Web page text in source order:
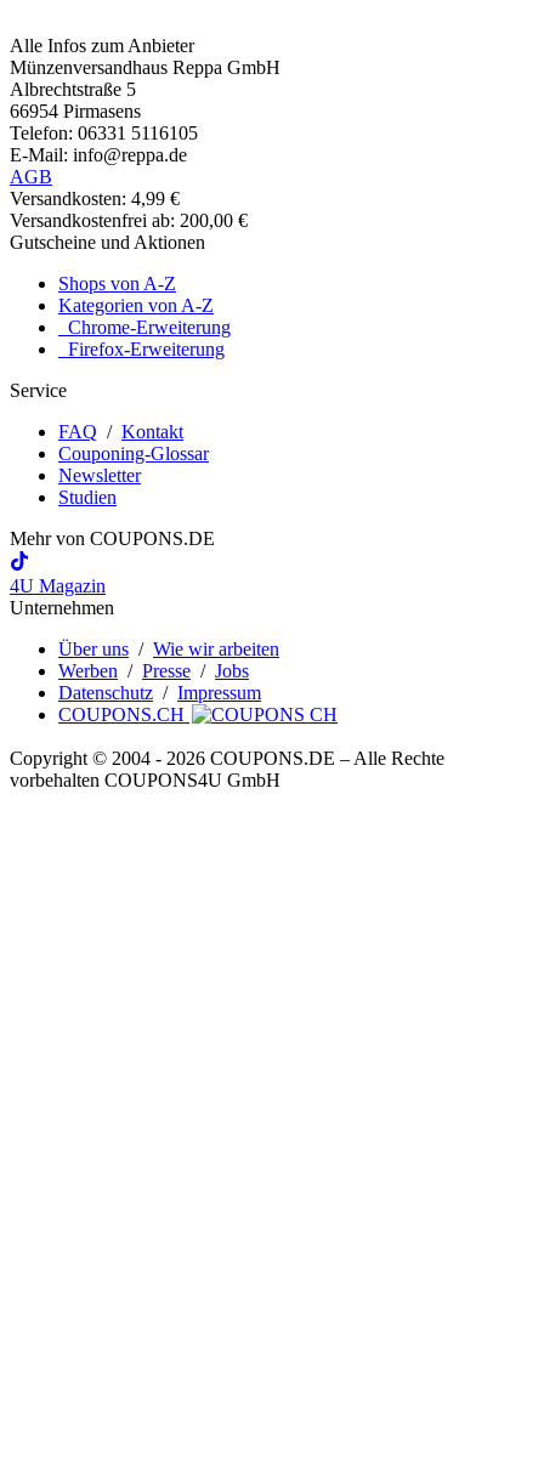
Alle Infos zum Anbieter
Münzenversandhaus Reppa GmbH
Albrechtstraße 5
66954 Pirmasens
Telefon: 06331 5116105
E-Mail: info@reppa.de
AGB
Versandkosten: 4,99 €
Versandkostenfrei ab: 200,00 €
Gutscheine und Aktionen
Shops von A-Z
Kategorien von A-Z
Chrome-Erweiterung
Firefox-Erweiterung
Service
FAQ / Kontakt
Couponing-Glossar
Newsletter
Studien
Mehr von COUPONS.DE
4U Magazin
Unternehmen
Über uns / Wie wir arbeiten
Werben / Presse / Jobs
Datenschutz / Impressum
COUPONS.CH
Copyright © 2004 ‐ 2026 COUPONS.DE – Alle Rechte
vorbehalten COUPONS4U GmbH